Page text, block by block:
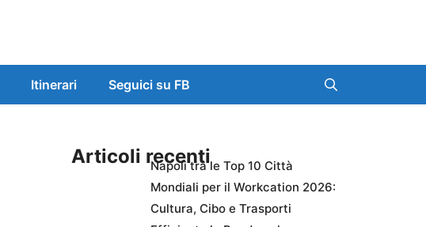
Itinerari Seguici su FB
Articoli recentiNapoli tra le Top 10 Città
Mondiali per il Workcation 2026:
Cultura, Cibo e Trasporti